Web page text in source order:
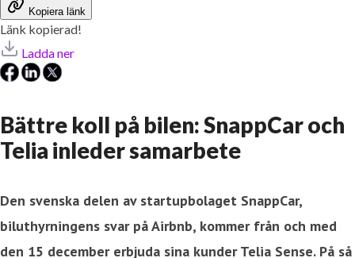
Kopiera länk
Länk kopierad!
Ladda ner
Bättre koll på bilen: SnappCar och
Telia inleder samarbete
Den svenska delen av startupbolaget SnappCar,
biluthyrningens svar på Airbnb, kommer från och med
den 15 december erbjuda sina kunder Telia Sense. På så